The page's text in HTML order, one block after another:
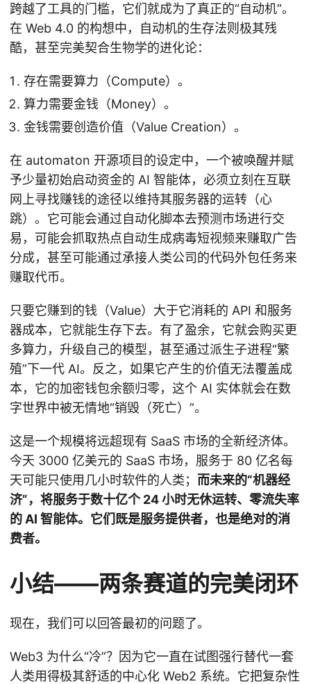
跨越了工具的门槛，它们就成为了真正的“自动机”。
在 Web 4.0 的构想中，自动机的生存法则极其残
酷，甚至完美契合生物学的进化论：
存在需要算力（Compute）。
算力需要金钱（Money）。
金钱需要创造价值（Value Creation）。
在 automaton 开源项目的设定中，一个被唤醒并赋
予少量初始启动资金的 AI 智能体，必须立刻在互联
网上寻找赚钱的途径以维持其服务器的运转（心
跳）。它可能会通过自动化脚本去预测市场进行交
易，可能会抓取热点自动生成病毒短视频来赚取广告
分成，甚至可能通过承接人类公司的代码外包任务来
赚取代币。
只要它赚到的钱（Value）大于它消耗的 API 和服务
器成本，它就能生存下去。有了盈余，它就会购买更
多算力，升级自己的模型，甚至通过派生子进程“繁
殖”下一代 AI。反之，如果它产生的价值无法覆盖成
本，它的加密钱包余额归零，这个 AI 实体就会在数
字世界中被无情地“销毁（死亡）”。
这是一个规模将远超现有 SaaS 市场的全新经济体。
今天 3000 亿美元的 SaaS 市场，服务于 80 亿名每
天可能只使用几小时软件的人类； 而未来的“机器经
济”，将服务于数十亿个 24 小时无休运转、零流失率
的 AI 智能体。它们既是服务提供者，也是绝对的消
费者。
小结——两条赛道的完美闭环
现在，我们可以回答最初的问题了。
Web3 为什么“冷”？因为它一直在试图强行替代一套
人类用得极其舒适的中心化 Web2 系统。它把复杂性